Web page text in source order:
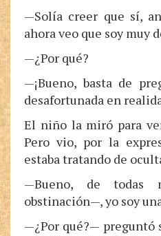
—Solía creer que sí,
ahora veo que soy muy
—¿Por qué?
—¡Bueno, basta de
desafortunada en
El niño la miró para
Pero vio, por la
estaba tratando de
—Bueno, de todas
obstinación—, yo soy
—¿Por qué?— preguntó